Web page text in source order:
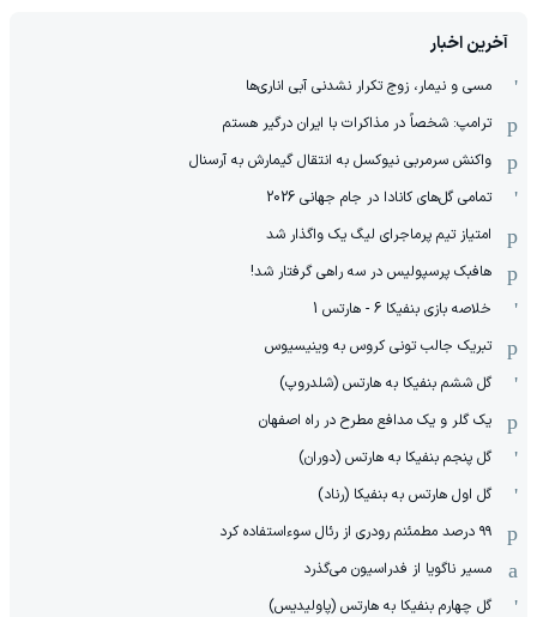
آخرین اخبار
مسی و نیمار، زوج تکرار نشدنی آبی اناری‌ها
ترامپ: شخصاً در مذاکرات با ایران درگیر هستم
واکنش سرمربی نیوکسل به انتقال گیمارش به آرسنال
تمامی گل‌های کانادا در جام جهانی 2026
امتیاز تیم پرماجرای لیگ یک واگذار شد
هافبک پرسپولیس در سه راهی گرفتار شد!
خلاصه بازی بنفیکا 6 - هارتس 1
تبریک جالب تونی کروس به وینیسیوس
گل ششم بنفیکا به هارتس (شلدروپ)
یک گلر و یک مدافع مطرح در راه اصفهان
گل پنجم بنفیکا به هارتس (دوران)
گل اول هارتس به بنفیکا (رناد)
۹۹ درصد مطمئنم رودری از رئال سوءاستفاده کرد
مسیر ناگویا از فدراسیون می‌گذرد
گل چهارم بنفیکا به هارتس (پاولیدیس)